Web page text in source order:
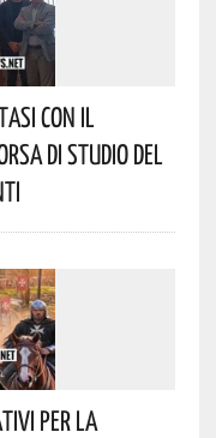
Con Il
Di Studio Del
Per La